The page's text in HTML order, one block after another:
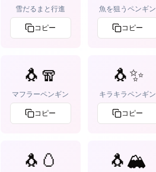
雪だるまと行進
コピー
魚を狙うペンギン
コピー
🐧🧣
マフラーペンギン
コピー
🐧✨
キラキラペンギン
コピー
🐧🥚 🐧🏔️